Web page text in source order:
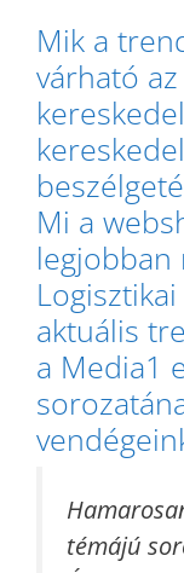
Mik a
várható
Mi a
legjobban
aktuális
a Media1
témájú